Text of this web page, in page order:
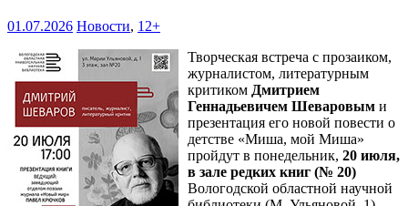
01.07.2026 Новости, 12+
Творческая встреча с прозаиком,
журналистом, литературным
критиком Дмитрием
Геннадьевичем Шеваровым и
презентация его новой повести о
детстве «Миша, мой Миша»
пройдут в понедельник, 20 июля,
в зале редких книг (№ 20)
Вологодской областной научной